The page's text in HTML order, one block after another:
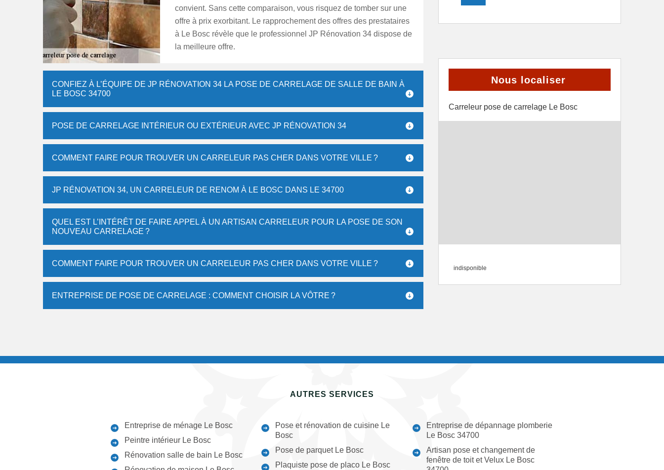
convient. Sans cette comparaison, vous risquez de tomber sur une
offre à prix exorbitant. Le rapprochement des offres des prestataires
à Le Bosc révèle que le professionnel JP Rénovation 34 dispose de
la meilleure offre.
CONFIEZ À L’ÉQUIPE DE JP RÉNOVATION 34 LA POSE DE CARRELAGE DE SALLE DE BAIN À
LE BOSC 34700
POSE DE CARRELAGE INTÉRIEUR OU EXTÉRIEUR AVEC JP RÉNOVATION 34
COMMENT FAIRE POUR TROUVER UN CARRELEUR PAS CHER DANS VOTRE VILLE ?
JP RÉNOVATION 34, UN CARRELEUR DE RENOM À LE BOSC DANS LE 34700
QUEL EST L’INTÉRÊT DE FAIRE APPEL À UN ARTISAN CARRELEUR POUR LA POSE DE SON
NOUVEAU CARRELAGE ?
COMMENT FAIRE POUR TROUVER UN CARRELEUR PAS CHER DANS VOTRE VILLE ?
ENTREPRISE DE POSE DE CARRELAGE : COMMENT CHOISIR LA VÔTRE ?
Nous localiser
Carreleur pose de carrelage Le Bosc
indisponible
AUTRES SERVICES
Entreprise de ménage Le Bosc
Peintre intérieur Le Bosc
Rénovation salle de bain Le Bosc
Pose et rénovation de cuisine Le
Bosc
Pose de parquet Le Bosc
Plaquiste pose de placo Le Bosc
Entreprise de dépannage plomberie
Le Bosc 34700
Artisan pose et changement de
fenêtre de toit et Velux Le Bosc